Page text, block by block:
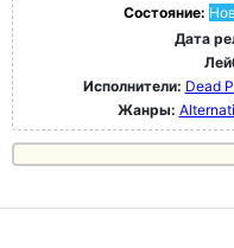
Состояние:
Дата
Исполнители: Dead
Жанры: